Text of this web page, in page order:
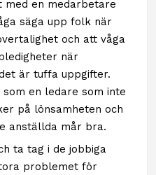
med en medarbetare
säga upp folk när
och att våga
när
är tuffa uppgifter.
en ledare som inte
på lönsamheten och
anställda mår bra.
ta tag i de jobbiga
problemet för